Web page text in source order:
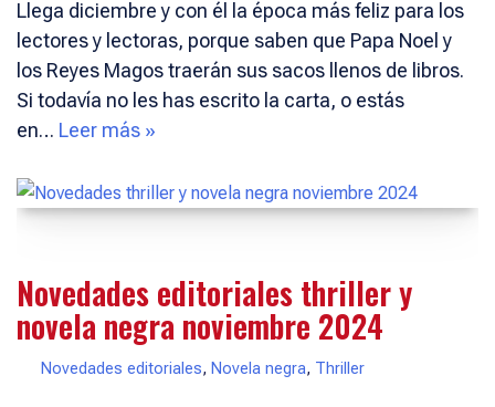
Llega diciembre y con él la época más feliz para los
lectores y lectoras, porque saben que Papa Noel y
los Reyes Magos traerán sus sacos llenos de libros.
Si todavía no les has escrito la carta, o estás
en… Leer más »
Novedades editoriales thriller y
novela negra noviembre 2024
Novedades editoriales, Novela negra, Thriller